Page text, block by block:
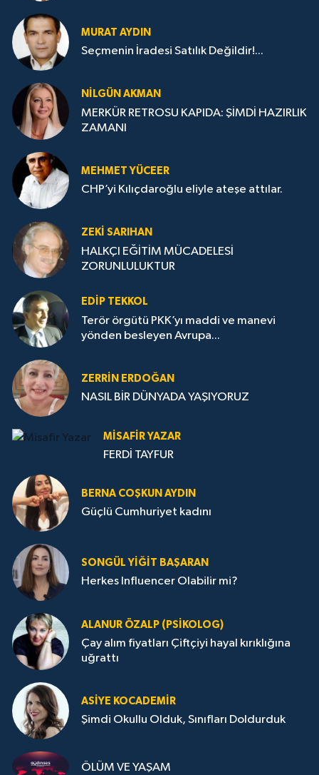
MURAT AYDIN
Seçmenin İradesi Satılık Değildir!...
NILGÜN AKMAN
MERKÜR RETROSU KAPIDA: ŞİMDİ HAZIRLIK
ZAMANI
MEHMET YÜCEER
CHP’yi Kılıçdaroğlu eliyle ateşe attılar.
ZEKI SARIHAN
HALKÇI EĞİTİM MÜCADELESİ
ZORUNLULUKTUR
EDIP TEKKOL
Terör örgütü PKK’yı maddi ve manevi
yönden besleyen Avrupa...
ZERRIN ERDOĞAN
NASIL BİR DÜNYADA YAŞIYORUZ
MISAFIR YAZAR
FERDİ TAYFUR
BERNA COŞKUN AYDIN
Güçlü Cumhuriyet kadını
SONGÜL YIĞIT BAŞARAN
Herkes Influencer Olabilir mi?
ALANUR ÖZALP (PSIKOLOG)
Çay alım fiyatları Çiftçiyi hayal kırıklığına
uğrattı
ASIYE KOCADEMİR
Şimdi Okullu Olduk, Sınıfları Doldurduk
ÖLÜM VE YAŞAM